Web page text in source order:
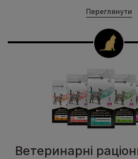
Переглянути
Ветеринарні